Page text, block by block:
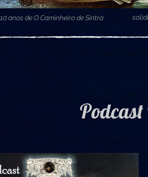
10 anos de O Caminheiro de Sintra
Podcast